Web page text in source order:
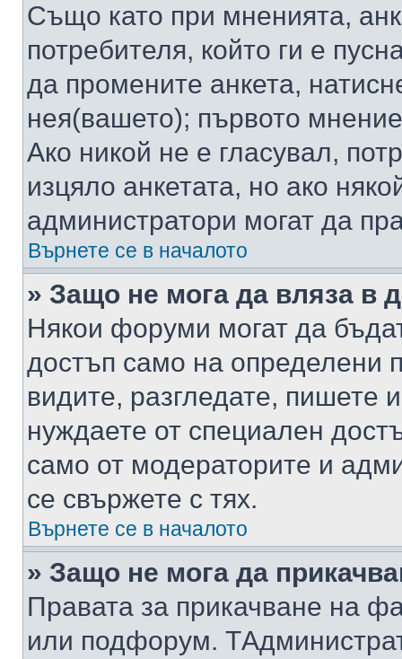
Също като при мненията,
потребителя, който ги е
да промените анкета,
нея(вашето); първото
Ако никой не е гласувал,
изцяло анкетата, но ако
администратори могат да
Върнете се в началото
» Защо не мога да вляза в
Някои форуми могат да
достъп само на определени
видите, разгледате, пишете
нуждаете от специален
само от модераторите и
се свържете с тях.
Върнете се в началото
» Защо не мога да
Правата за прикачване на
или подфорум.